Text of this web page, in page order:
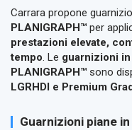
Carrara propone
PLANIGRAPH™ per
prestazioni elevate,
tempo. Le guarnizioni
PLANIGRAPH™ sono
LGRHDI e Premium
Guarnizioni piane